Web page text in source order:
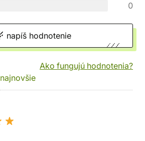
0
napíš hodnotenie
Ako fungujú hodnotenia?
najnovšie